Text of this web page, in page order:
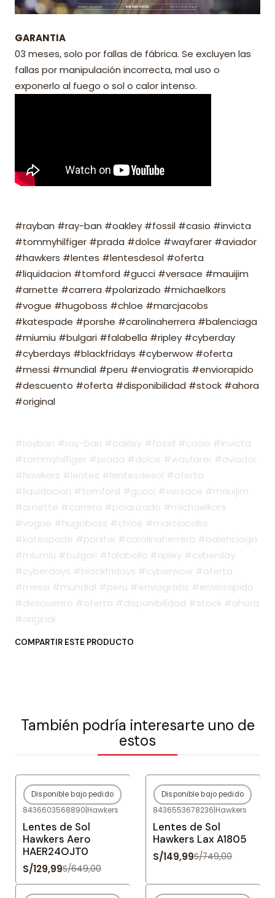
GARANTIA
03 meses, solo por fallas de fábrica. Se excluyen las
fallas por manipulación incorrecta, mal uso o
exponerlo al fuego o sol o calor intenso.
#rayban #ray-ban #oakley #fossil #casio #invicta
#tommyhilfiger #prada #dolce #wayfarer #aviador
#hawkers #lentes #lentesdesol #oferta
#liquidacion #tomford #gucci #versace #mauijim
#arnette #carrera #polarizado #michaelkors
#vogue #hugoboss #chloe #marcjacobs
#katespade #porshe #carolinaherrera #balenciaga
#miumiu #bulgari #falabella #ripley #cyberday
#cyberdays #blackfridays #cyberwow #oferta
#messi #mundial #peru #enviogratis #enviorapido
#descuento #oferta #disponibilidad #stock #ahora
#original
#rayban #ray-ban #oakley #fossil #casio #invicta
#tommyhilfiger #prada #dolce #wayfarer #aviador
#hawkers #lentes #lentesdesol #oferta
#liquidacion #tomford #gucci #versace #mauijim
#arnette #carrera #polarizado #michaelkors
#vogue #hugoboss #chloe #marcjacobs
#katespade #porshe #carolinaherrera #balenciaga
#miumiu #bulgari #falabella #ripley #cyberday
#cyberdays #blackfridays #cyberwow #oferta
#messi #mundial #peru #enviogratis #enviorapido
#descuento #oferta #disponibilidad #stock #ahora
#original
COMPARTIR ESTE PRODUCTO
También podría interesarte uno de
estos
-80%OFF
Agotado
Disponible bajo pedido
8436603568890|Hawkers
Lentes de Sol
Hawkers Aero
HAER24OJT0
S/129,99S/649,00
-80%OFF
Agotado
Disponible bajo pedido
8436553678236|Hawkers
Lentes de Sol
Hawkers Lax A1805
S/149,99S/749,00